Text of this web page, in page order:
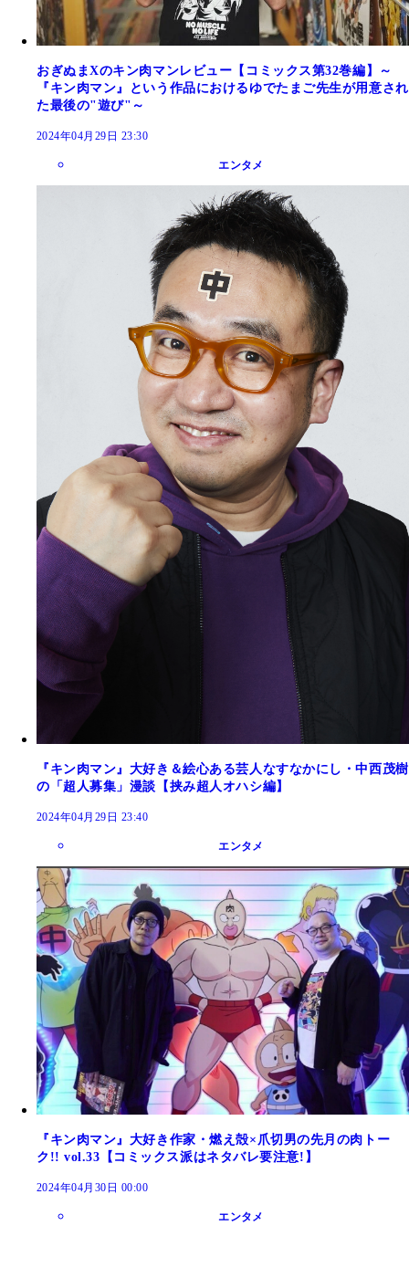
おぎぬまXのキン肉マンレビュー【コミックス第32巻編】～
『キン肉マン』という作品におけるゆでたまご先生が用意され
た最後の"遊び"～
2024年04月29日 23:30
エンタメ
『キン肉マン』大好き＆絵心ある芸人なすなかにし・中西茂樹
の「超人募集」漫談【挟み超人オハシ編】
2024年04月29日 23:40
エンタメ
『キン肉マン』大好き作家・燃え殻×爪切男の先月の肉トー
ク!! vol.33【コミックス派はネタバレ要注意!】
2024年04月30日 00:00
エンタメ